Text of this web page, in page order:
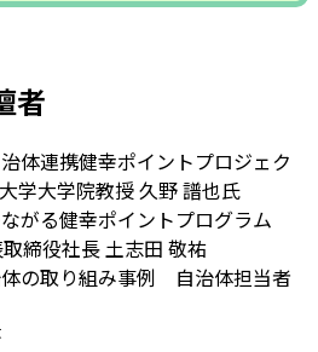
者
体連携健幸ポイントプロジェク
学大学院教授 久野 譜也氏
がる健幸ポイントプログラム
締役社長 土志田 敬祐
の取り組み事例 自治体担当者